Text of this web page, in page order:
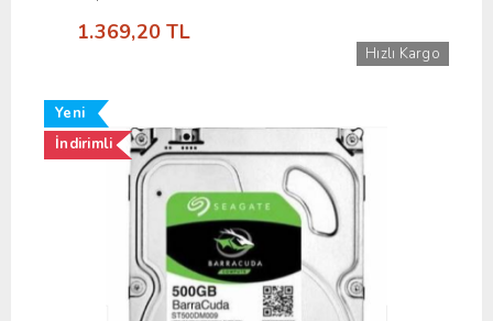
1.369,20 TL
Hızlı Kargo
Yeni
İndirimli